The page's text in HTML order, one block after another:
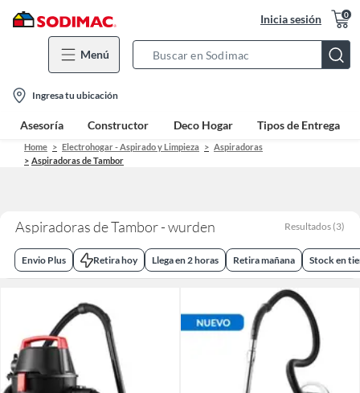
Inicia sesión 0
Menú
Bar
location-
icon
Ingresa tu ubicación
Asesoría Constructor Deco Hogar Tipos de Entrega
Home Electrohogar - Aspirado y Limpieza
Aspiradoras
Aspiradoras de Tambor
Aspiradoras de Tambor - wurden Resultados (3)
Envio Plus Retira hoy Llega en 2 horas Retira mañana Stock en